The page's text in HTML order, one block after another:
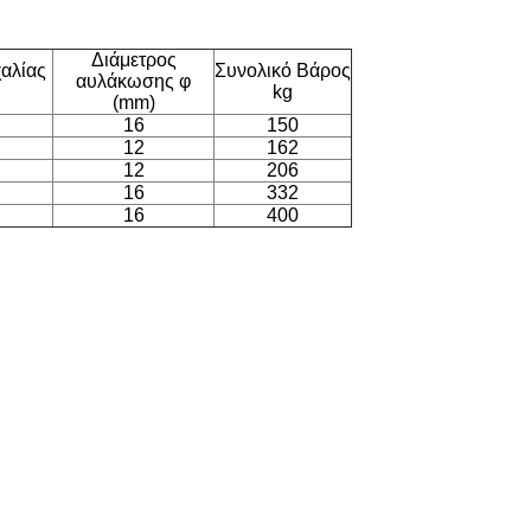
Διάμετρος
αυλάκωσης φ
(mm)
Συνολικό Βάρος
kg
16
150
12
162
12
206
16
332
16 400